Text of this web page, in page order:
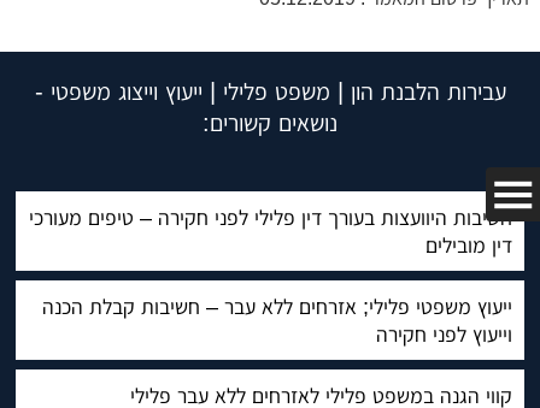
עבירות הלבנת הון | משפט פלילי | ייעוץ וייצוג משפטי -
נושאים קשורים:
חשיבות היוועצות בעורך דין פלילי לפני חקירה – טיפים מעורכי
דין מובילים
ייעוץ משפטי פלילי; אזרחים ללא עבר – חשיבות קבלת הכנה
וייעוץ לפני חקירה
קווי הגנה במשפט פלילי לאזרחים ללא עבר פלילי